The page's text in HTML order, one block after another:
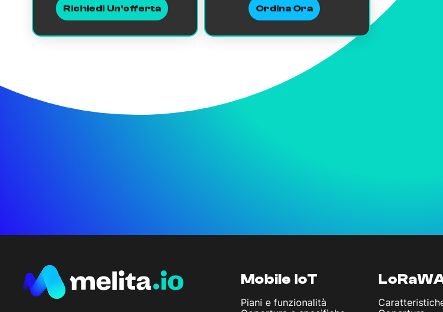
Richiedi Un'offerta Ordina Ora
Mobile IoT
Piani e funzionalità